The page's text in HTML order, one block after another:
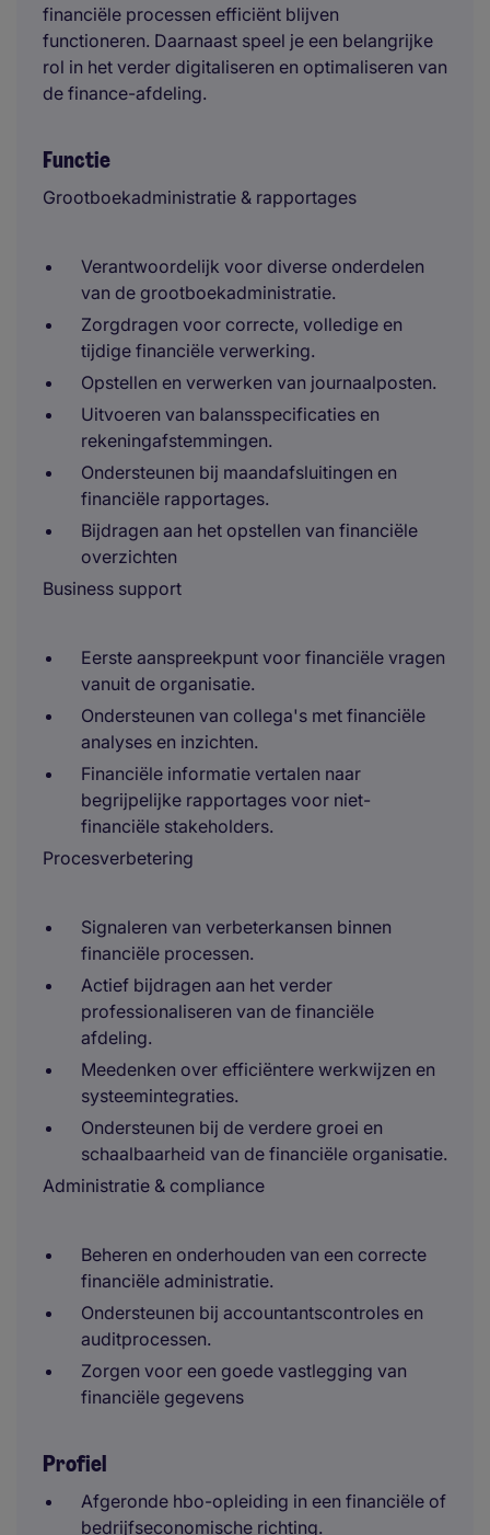
financiële processen efficiënt blijven
functioneren. Daarnaast speel je een belangrijke
rol in het verder digitaliseren en optimaliseren van
de finance-afdeling.
Functie
Grootboekadministratie & rapportages
Verantwoordelijk voor diverse onderdelen
van de grootboekadministratie.
Zorgdragen voor correcte, volledige en
tijdige financiële verwerking.
Opstellen en verwerken van journaalposten.
Uitvoeren van balansspecificaties en
rekeningafstemmingen.
Ondersteunen bij maandafsluitingen en
financiële rapportages.
Bijdragen aan het opstellen van financiële
overzichten
Business support
Eerste aanspreekpunt voor financiële vragen
vanuit de organisatie.
Ondersteunen van collega's met financiële
analyses en inzichten.
Financiële informatie vertalen naar
begrijpelijke rapportages voor niet-
financiële stakeholders.
Procesverbetering
Signaleren van verbeterkansen binnen
financiële processen.
Actief bijdragen aan het verder
professionaliseren van de financiële
afdeling.
Meedenken over efficiëntere werkwijzen en
systeemintegraties.
Ondersteunen bij de verdere groei en
schaalbaarheid van de financiële organisatie.
Administratie & compliance
Beheren en onderhouden van een correcte
financiële administratie.
Ondersteunen bij accountantscontroles en
auditprocessen.
Zorgen voor een goede vastlegging van
financiële gegevens
Profiel
Afgeronde hbo-opleiding in een financiële of
bedrijfseconomische richting.